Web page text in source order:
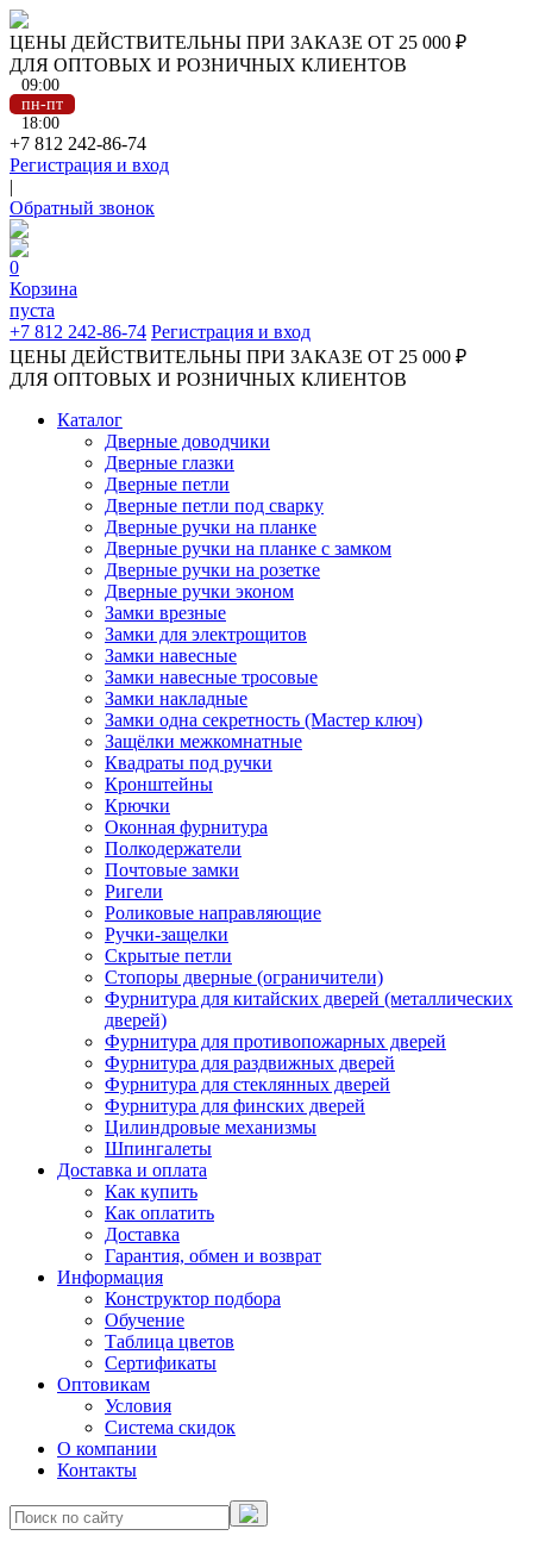
ЦЕНЫ ДЕЙСТВИТЕЛЬНЫ ПРИ ЗАКАЗЕ ОТ 25 000 ₽
ДЛЯ ОПТОВЫХ И РОЗНИЧНЫХ КЛИЕНТОВ
09:00
пн-пт
18:00
+7 812 242-86-74
Регистрация и вход
|
Обратный звонок
0
Корзина
пуста
+7 812 242-86-74 Регистрация и вход
ЦЕНЫ ДЕЙСТВИТЕЛЬНЫ ПРИ ЗАКАЗЕ ОТ 25 000 ₽
ДЛЯ ОПТОВЫХ И РОЗНИЧНЫХ КЛИЕНТОВ
Каталог
Дверные доводчики
Дверные глазки
Дверные петли
Дверные петли под сварку
Дверные ручки на планке
Дверные ручки на планке с замком
Дверные ручки на розетке
Дверные ручки эконом
Замки врезные
Замки для электрощитов
Замки навесные
Замки навесные тросовые
Замки накладные
Замки одна секретность (Мастер ключ)
Защёлки межкомнатные
Квадраты под ручки
Кронштейны
Крючки
Оконная фурнитура
Полкодержатели
Почтовые замки
Ригели
Роликовые направляющие
Ручки-защелки
Скрытые петли
Стопоры дверные (ограничители)
Фурнитура для китайских дверей (металлических
дверей)
Фурнитура для противопожарных дверей
Фурнитура для раздвижных дверей
Фурнитура для стеклянных дверей
Фурнитура для финских дверей
Цилиндровые механизмы
Шпингалеты
Доставка и оплата
Как купить
Как оплатить
Доставка
Гарантия, обмен и возврат
Информация
Конструктор подбора
Обучение
Таблица цветов
Сертификаты
Оптовикам
Условия
Система скидок
О компании
Контакты